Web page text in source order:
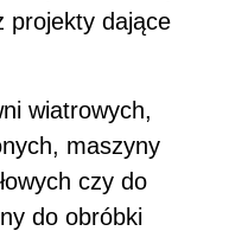
projekty dające
wiatrowych,
maszyny
czy do
do obróbki